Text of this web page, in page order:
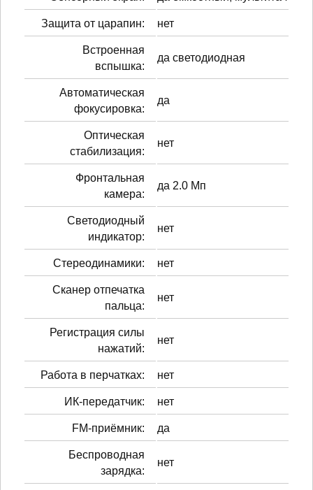
Защита от царапин: нет
Встроенная
вспышка:
да светодиодная
Автоматическая
фокусировка:
да
Оптическая
стабилизация:
нет
Фронтальная
камера:
да 2.0 Мп
Светодиодный
индикатор:
нет
Стереодинамики: нет
Сканер отпечатка
пальца:
нет
Регистрация силы
нажатий:
нет
Работа в перчатках: нет
ИК-передатчик: нет
FM-приёмник: да
Беспроводная
зарядка:
нет